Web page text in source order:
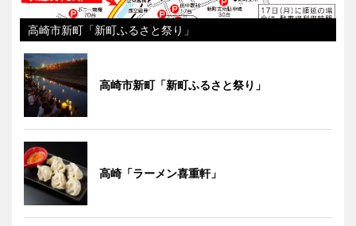
高崎市新町「新町ふるさと祭り」
高崎市新町「新町ふるさと祭り」
高崎「ラーメン喜重軒」